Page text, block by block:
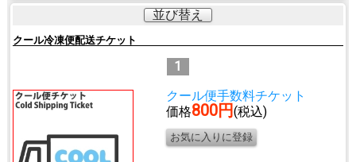
並び替え
クール冷凍便配送チケット
1
クール便手数料チケット
価格800円(税込)